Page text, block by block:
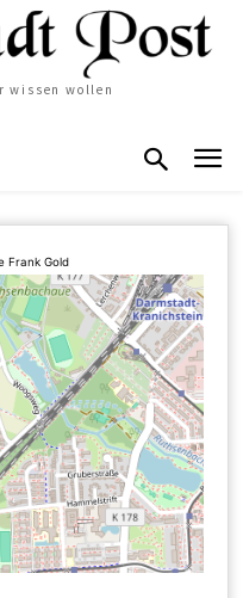
wissen wollen
Frank Gold